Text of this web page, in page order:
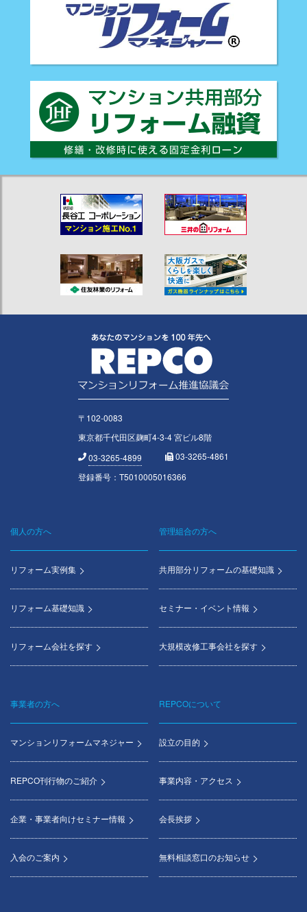
〒102-0083
東京都千代田区麹町4-3-4 宮ビル8階
03-3265-4899
03-3265-4861
登録番号：T5010005016366
Footer
menu
個人の方へ
リフォーム実例集
リフォーム基礎知識
リフォーム会社を探す
管理組合の方へ
共用部分リフォームの基礎知識
セミナー・イベント情報
大規模改修工事会社を探す
事業者の方へ
マンションリフォームマネジャー
REPCO刊行物のご紹介
企業・事業者向けセミナー情報
入会のご案内
REPCOについて
設立の目的
事業内容・アクセス
会長挨拶
無料相談窓口のお知らせ